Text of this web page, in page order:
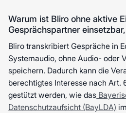
Warum ist Bliro ohne aktive
Gesprächspartner
Bliro transkribiert Gespräche in
Systemaudio, ohne Audio- oder
speichern. Dadurch kann die
berechtigtes Interesse nach Art.
gestützt werden, wie das
Datenschutzaufsicht (BayLDA)